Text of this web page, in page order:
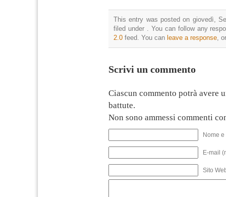
This entry was posted on giovedì,
filed under . You can follow any
2.0 feed. You can leave a response,
Scrivi un commento
Ciascun commento potrà avere
battute.
Non sono ammessi commenti
Nome
E-mail
Sito